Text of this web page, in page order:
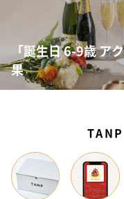
「誕生日 6-9歳 ア
果